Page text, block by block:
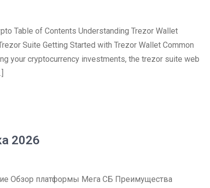
Table of Contents Understanding Trezor Wallet
Suite Getting Started with Trezor Wallet Common
your cryptocurrency investments, the trezor suite web
2026
Обзор платформы Мега СБ Преимущества